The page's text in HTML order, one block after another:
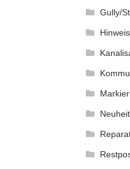
Gully/